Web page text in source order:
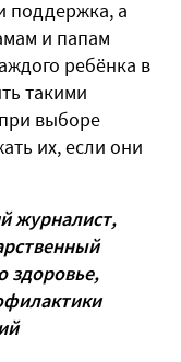
поддержка, а
и папам
ребёнка в
такими
выборе
их, если они
журналист,
здоровье,